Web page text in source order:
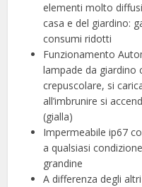
elementi molto
casa e del giardino:
consumi ridotti
Funzionamento
lampade da giardino
crepuscolare, si
all’imbrunire si
(gialla)
Impermeabile ip67
a qualsiasi
grandine
A differenza degli